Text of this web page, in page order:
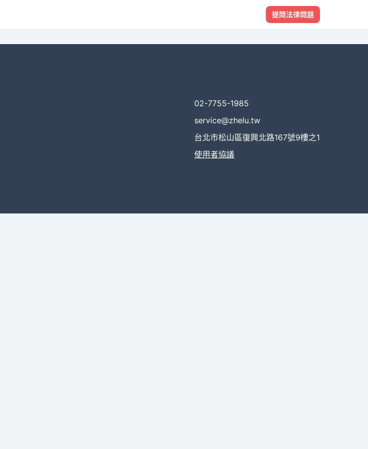
提問法律問題
02-7755-1985
service@zhelu.tw
台北市松山區復興北路167號9樓之1
使用者協議